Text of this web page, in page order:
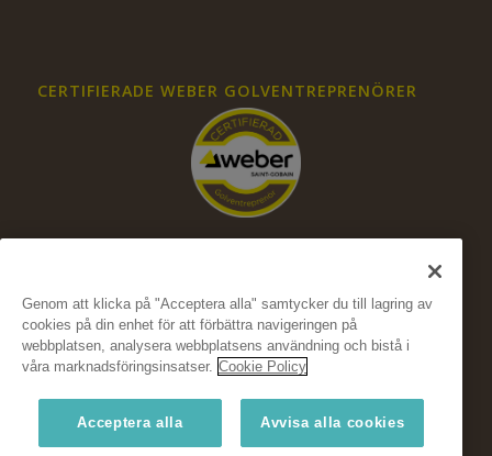
CERTIFIERADE WEBER GOLVENTREPRENÖRER
FÖLJ OSS PÅ SOCIALA MEDIER
Genom att klicka på "Acceptera alla" samtycker du till lagring av
cookies på din enhet för att förbättra navigeringen på
webbplatsen, analysera webbplatsens användning och bistå i
våra marknadsföringsinsatser. Cookie Policy
Acceptera alla Avvisa alla cookies